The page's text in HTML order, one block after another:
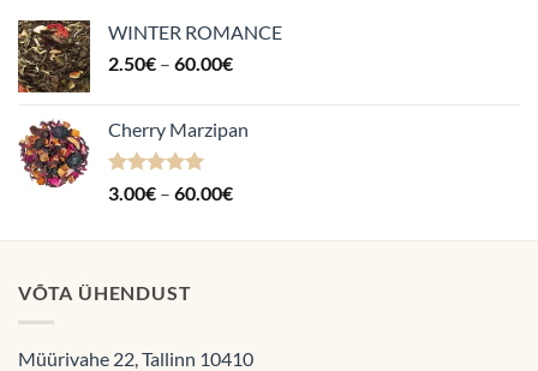
WINTER ROMANCE
2.50€ – 60.00€Hinnavahemik:
60.00€
Cherry Marzipan
Hinnanguga
3.00€ – 60.00€Hinnavahemik:
kuni
VÕTA ÜHENDUST
Müürivahe 22, Tallinn 10410